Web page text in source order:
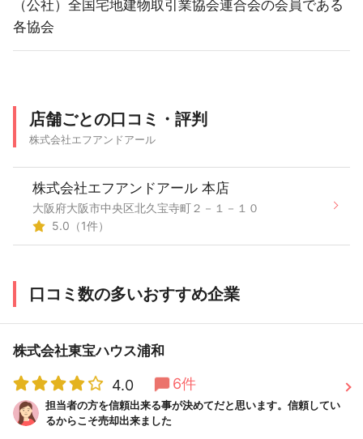
（公社）全国宅地建物取引業協会連合会の会員である
各協会
店舗ごとの口コミ・評判
株式会社エフアンドアール
株式会社エフアンドアール 本店
大阪府大阪市中央区北久宝寺町２－１－１０
5.0（1件）
口コミ数の多いおすすめ企業
株式会社東宝ハウス浦和
4.0 6件
担当者の方を信頼出来る事が決めてだと思います。信頼してい
るからこそ売却出来ました